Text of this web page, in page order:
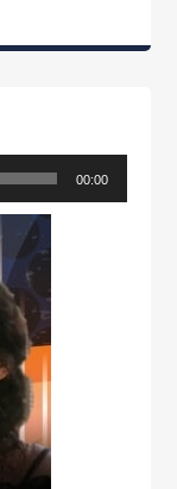
00:00